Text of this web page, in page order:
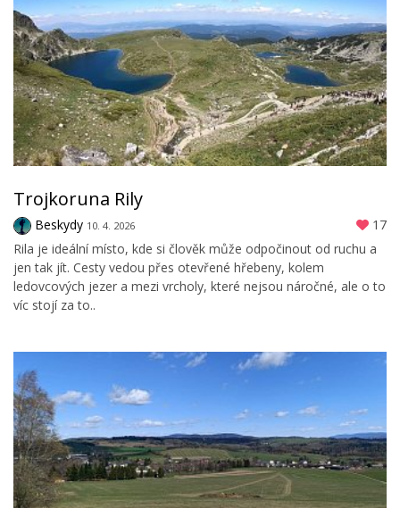
Trojkoruna Rily
Beskydy 10. 4. 2026
17
Rila je ideální místo, kde si člověk může odpočinout od ruchu a
jen tak jít. Cesty vedou přes otevřené hřebeny, kolem
ledovcových jezer a mezi vrcholy, které nejsou náročné, ale o to
víc stojí za to..